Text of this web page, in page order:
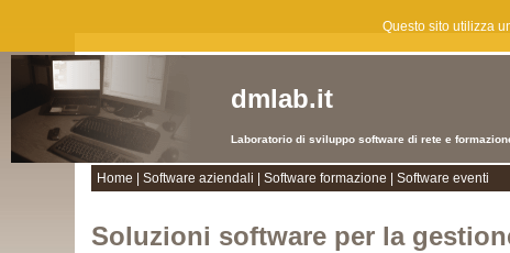
dmlab.it
Laboratorio di sviluppo software di rete e
Soluzioni software per la
Home Software aziendali Software formazione Software eventi
Questo sito utilizza